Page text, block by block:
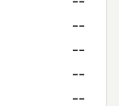
--
--
--
--